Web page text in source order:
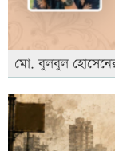
মো. বুলবুল হোসেনের